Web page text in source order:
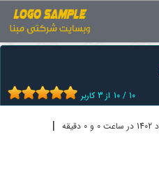
10 / 10 از 3کاربر
|